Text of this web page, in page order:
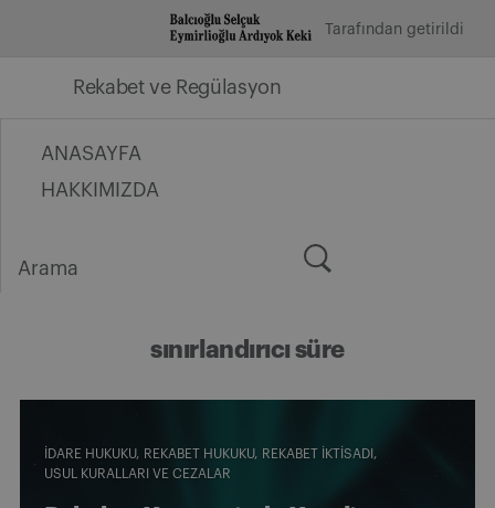
Tarafından getirildi
Rekabet ve Regülasyon
ANASAYFA
HAKKIMIZDA
for:
sınırlandırıcı süre
İDARE HUKUKU REKABET HUKUKU
REKABET İKTISADI
USUL KURALLARI VE CEZALAR